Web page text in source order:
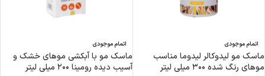
اتمام موجودی
ماسک مو لیدوکالر لیدوما مناسب
موهای رنگ شده ۳۰۰ میلی لیتر
اتمام موجودی
ماسک مو با آبکشی موهای خشک و
آسیب دیده رومینا ۲۰۰ میلی لیتر